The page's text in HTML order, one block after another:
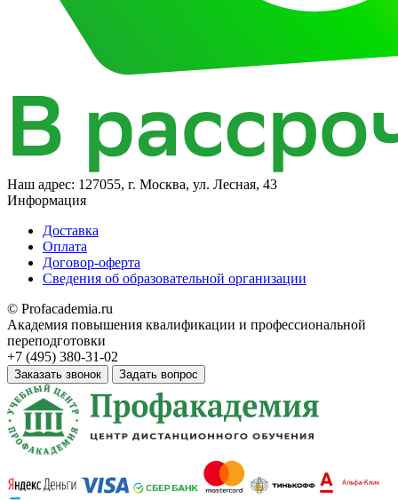
Наш адрес: 127055, г. Москва, ул. Лесная, 43
Информация
Доставка
Оплата
Договор-оферта
Сведения об образовательной организации
© Profacademia.ru
Академия повышения квалификации и профессиональной
переподготовки
+7 (495) 380-31-02
Заказать звонок Задать вопрос